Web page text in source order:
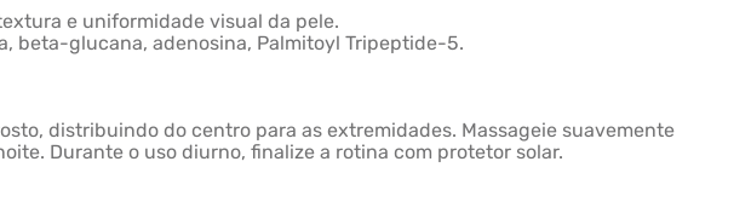
e uniformidade visual da pele.
beta-glucana, adenosina, Palmitoyl Tripeptide-5.
distribuindo do centro para as extremidades. Massageie suavemente
Durante o uso diurno, finalize a rotina com protetor solar.